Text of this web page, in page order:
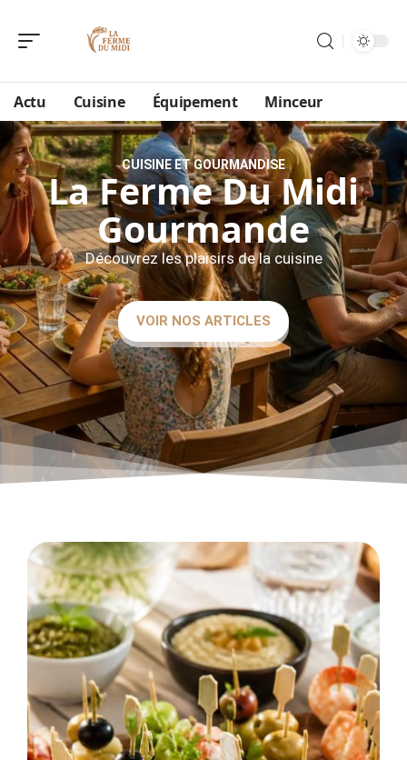
Actu Cuisine Équipement Minceur
CUISINE ET GOURMANDISE
La Ferme Du Midi
Gourmande
Découvrez les plaisirs de la cuisine
VOIR NOS ARTICLES